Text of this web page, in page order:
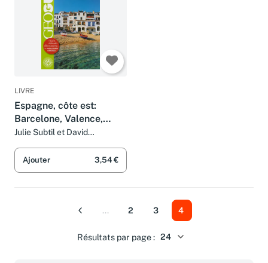
LIVRE
Espagne, côte est:
Barcelone, Valence,
Saragosse
Julie Subtil et David
Ajouter 3,54 €
Résultats par page :
Précédent
... 2 3 4